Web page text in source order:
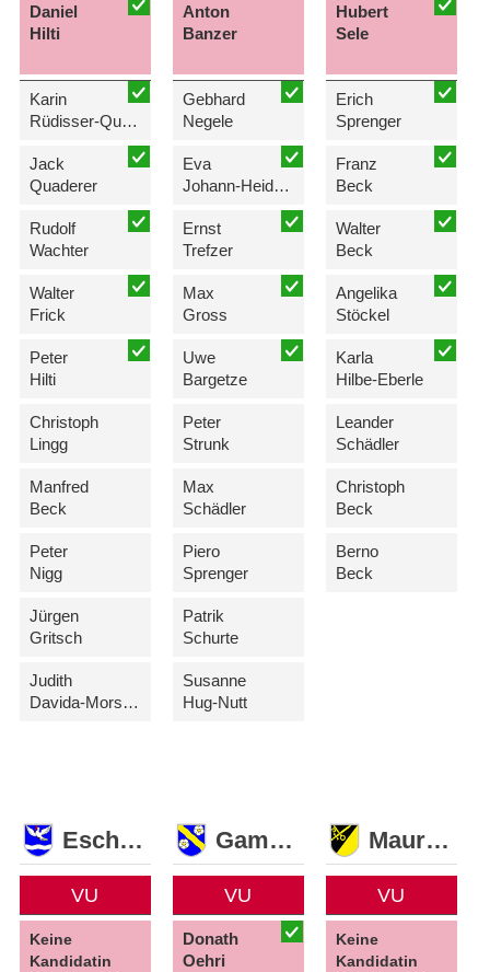
Daniel
Hilti
Karin
Rüdisser-Quaderer
Jack
Quaderer
Rudolf
Wachter
Walter
Frick
Peter
Hilti
Christoph
Lingg
Manfred
Beck
Peter
Nigg
Jürgen
Gritsch
Judith
Davida-Morscher
Anton
Banzer
Gebhard
Negele
Eva
Johann-Heidegger
Ernst
Trefzer
Max
Gross
Uwe
Bargetze
Peter
Strunk
Max
Schädler
Piero
Sprenger
Patrik
Schurte
Susanne
Hug-Nutt
Hubert
Sele
Erich
Sprenger
Franz
Beck
Walter
Beck
Angelika
Stöckel
Karla
Hilbe-Eberle
Leander
Schädler
Christoph
Beck
Berno
Beck
Eschen
VU
Keine
Kandidatin
Gamprin
VU
Donath
Oehri
Mauren
VU
Keine
Kandidatin